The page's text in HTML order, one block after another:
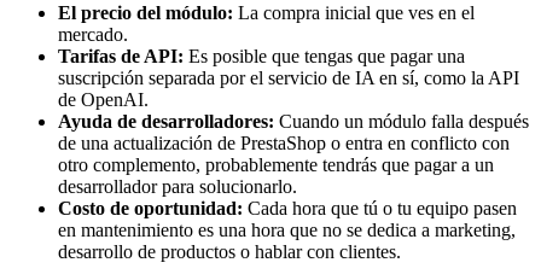
El precio del módulo: La compra inicial que ves en el
mercado.
Tarifas de API: Es posible que tengas que pagar una
suscripción separada por el servicio de IA en sí, como la API
de OpenAI.
Ayuda de desarrolladores: Cuando un módulo falla después
de una actualización de PrestaShop o entra en conflicto con
otro complemento, probablemente tendrás que pagar a un
desarrollador para solucionarlo.
Costo de oportunidad: Cada hora que tú o tu equipo pasen
en mantenimiento es una hora que no se dedica a marketing,
desarrollo de productos o hablar con clientes.